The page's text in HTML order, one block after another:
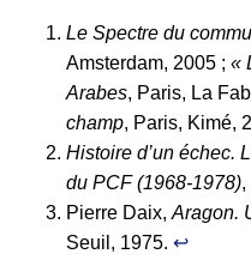
Le Spectre du
Amsterdam, 2005 ; «
Arabes, Paris, La
champ, Paris, Kimé,
Histoire d’un échec.
du PCF (1968-1978),
Pierre Daix, Aragon.
Seuil, 1975. ↩︎